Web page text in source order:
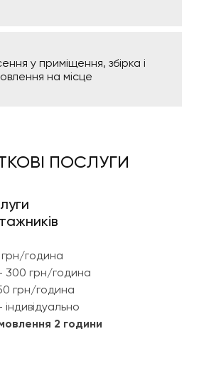
у приміщення, збірка і
на місце
ПОСЛУГИ
година
300 грн/година
грн/година
2 години